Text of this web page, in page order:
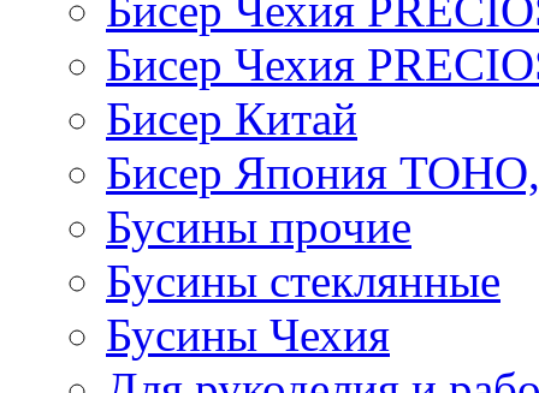
Бисер Чехия
Бисер Китай
Бисер Япония
Бусины прочие
Бусины стеклянные
Бусины Чехия